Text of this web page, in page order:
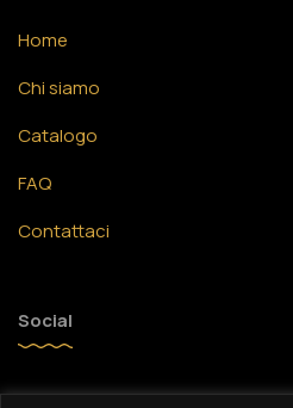
Home
Chi siamo
Catalogo
FAQ
Contattaci
Social
Facebook